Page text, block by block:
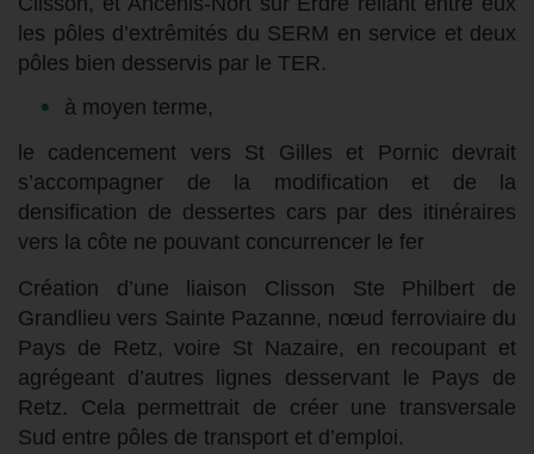
les pôles d’extrêmités du SERM en service et deux
pôles bien desservis par le TER.
à moyen terme,
le cadencement vers St Gilles et Pornic devrait
s’accompagner de la modification et de la
densification de dessertes cars par des itinéraires
vers la côte ne pouvant concurrencer le fer
Création d’une liaison Clisson Ste Philbert de
Grandlieu vers Sainte Pazanne, nœud ferroviaire du
Pays de Retz, voire St Nazaire, en recoupant et
agrégeant d’autres lignes desservant le Pays de
Retz. Cela permettrait de créer une transversale
Sud entre pôles de transport et d’emploi.